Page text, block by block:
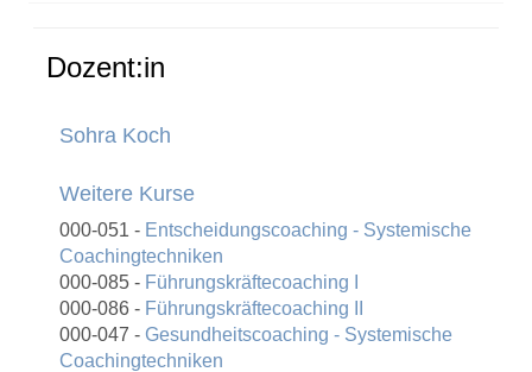
Dozent:in
Sohra Koch
Weitere Kurse
000-051 - Entscheidungscoaching - Systemische
Coachingtechniken
000-085 - Führungskräftecoaching I
000-086 - Führungskräftecoaching II
000-047 - Gesundheitscoaching - Systemische
Coachingtechniken